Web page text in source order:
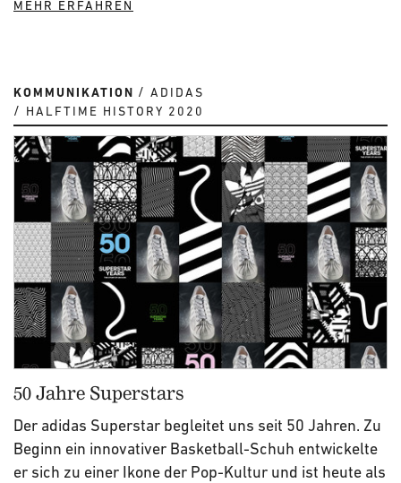
MEHR ERFAHREN
KOMMUNIKATION
ADIDAS
HALFTIME HISTORY 2020
50 Jahre Superstars
Der adidas Superstar begleitet uns seit 50 Jahren. Zu
Beginn ein innovativer Basketball-Schuh entwickelte
er sich zu einer Ikone der Pop-Kultur und ist heute als